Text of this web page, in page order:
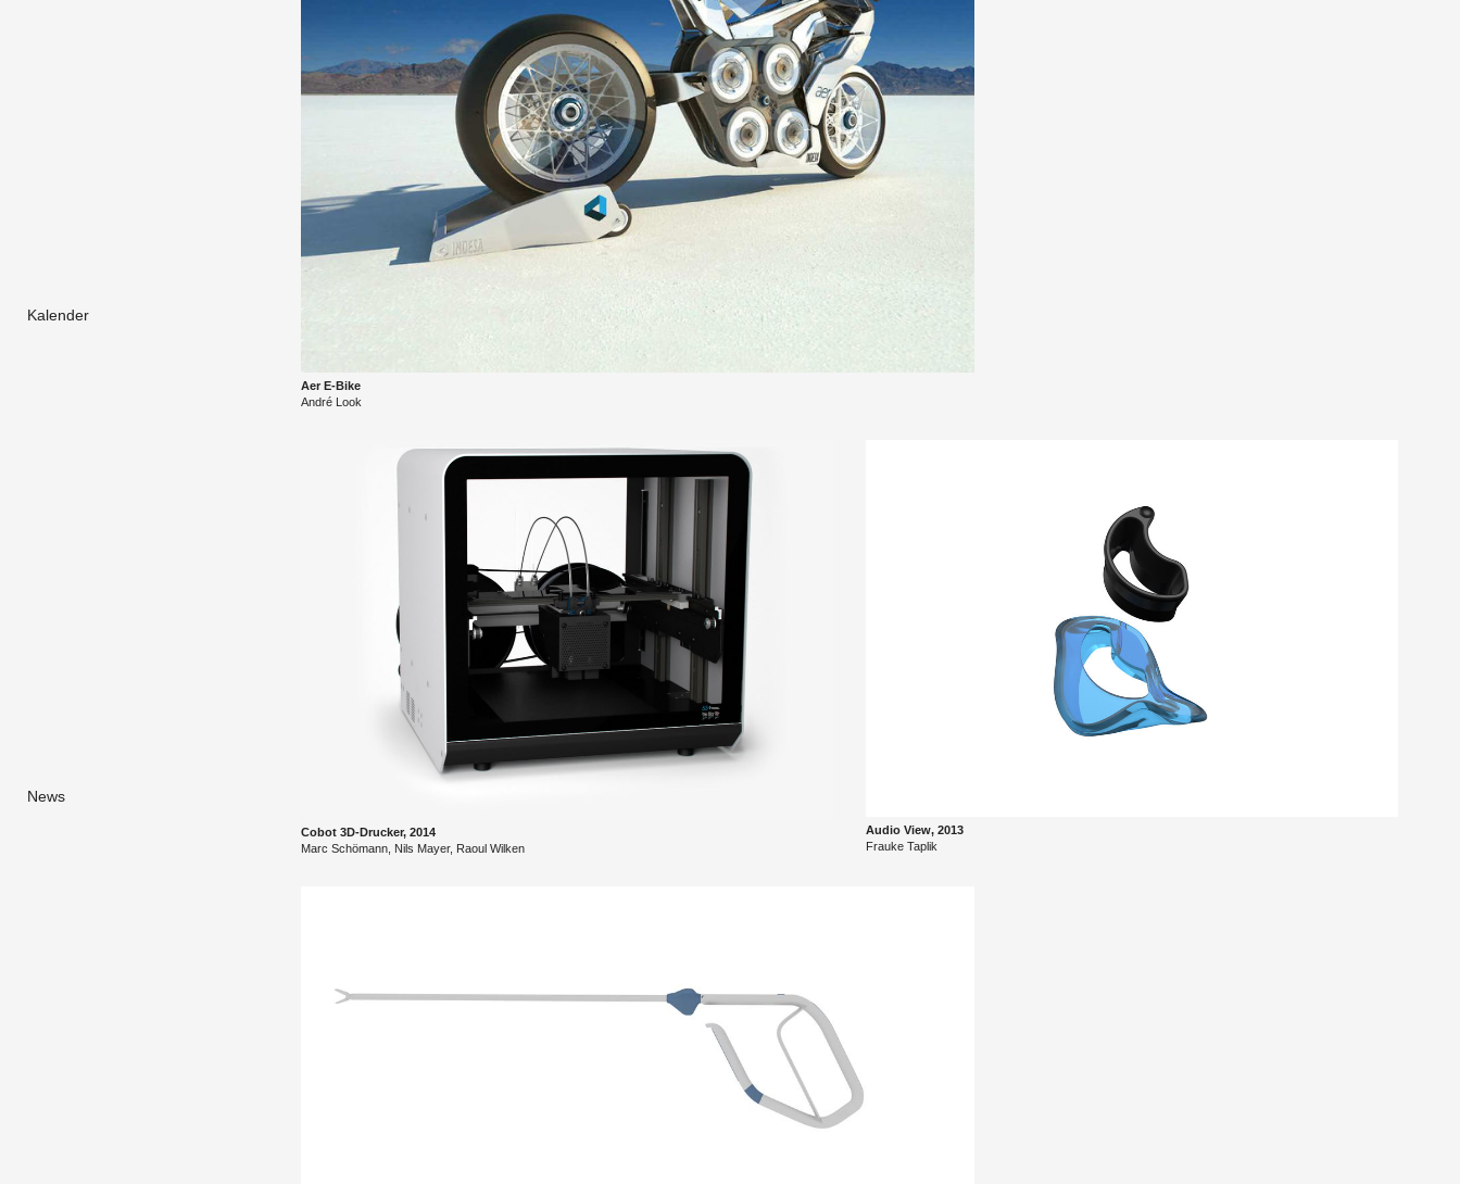
Kalender
News
Aer E-Bike
André Look
Cobot 3D-Dru­cker, 2014
Marc Schö­mann, Nils Mayer, Raoul Wil­ken
Audio View, 2013
Frau­ke Taplik